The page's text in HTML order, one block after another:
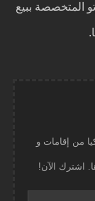
المتخصصة ببيع
من إقامات و
اشترك الآن!